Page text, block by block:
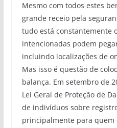
Mesmo com todos estes
grande receio pela
tudo está constantemente
intencionadas podem
incluindo localizações de
Mas isso é questão de
balança. Em setembro de
Lei Geral de Proteção de
de indivíduos sobre
principalmente para quem